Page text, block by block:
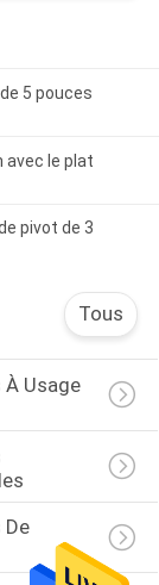
5 pouces
avec le plat
pivot de 3
Tous
Usage
De